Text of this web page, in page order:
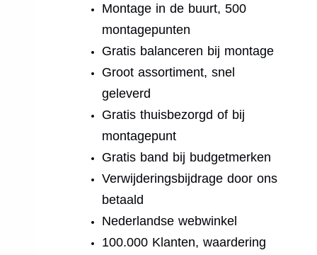
Montage in de buurt, 500
montagepunten
Gratis balanceren bij montage
Groot assortiment, snel
geleverd
Gratis thuisbezorgd of bij
montagepunt
Gratis band bij budgetmerken
Verwijderingsbijdrage door ons
betaald
Nederlandse webwinkel
100.000 Klanten, waardering